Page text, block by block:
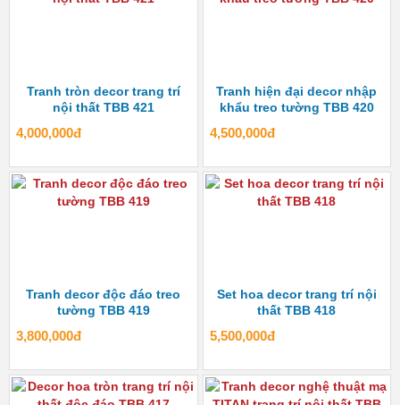
Tranh tròn decor trang trí
nội thất TBB 421
4,000,000đ
Tranh hiện đại decor nhập
khẩu treo tường TBB 420
4,500,000đ
Tranh decor độc đáo treo
tường TBB 419
3,800,000đ
Set hoa decor trang trí nội
thất TBB 418
5,500,000đ